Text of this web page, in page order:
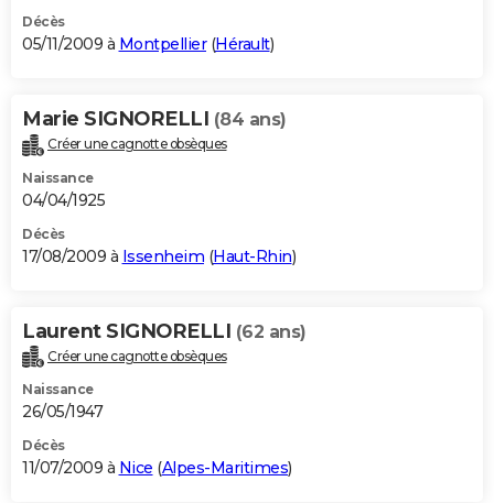
Décès
05/11/2009 à Montpellier(Hérault)
Marie SIGNORELLI (84 ans)
Créer une cagnotte obsèques
Naissance
04/04/1925
Décès
17/08/2009 à Issenheim (Haut-Rhin)
Laurent SIGNORELLI (62 ans)
Créer une cagnotte obsèques
Naissance
26/05/1947
Décès
11/07/2009 à Nice (Alpes-Maritimes)